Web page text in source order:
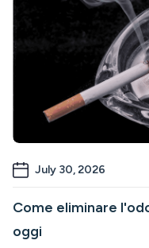
July 30, 2026
Come eliminare
oggi